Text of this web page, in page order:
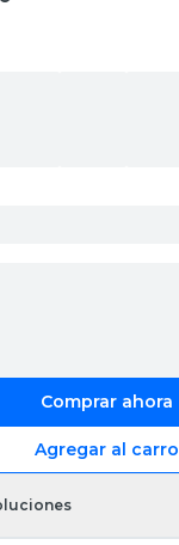
Comprar ahora
Agregar al carro